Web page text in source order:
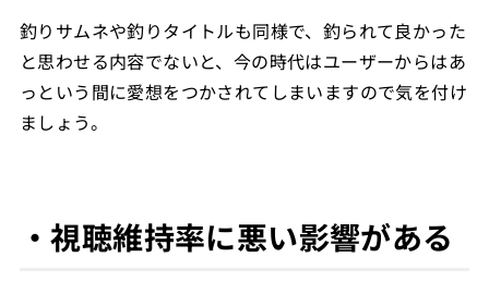
釣りサムネや釣りタイトルも同様で、釣られて良かった
と思わせる内容でないと、今の時代はユーザーからはあ
っという間に愛想をつかされてしまいますので気を付け
ましょう。
・視聴維持率に悪い影響がある